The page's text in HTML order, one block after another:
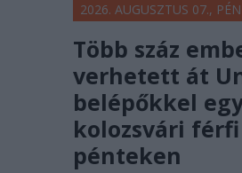
2026. AUGUSZTUS 07.,
Több száz
verhetett át
belépőkkel
kolozsvári
pénteken